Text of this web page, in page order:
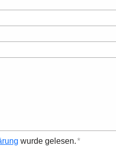
wurde gelesen.